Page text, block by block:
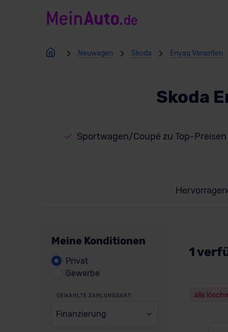
Neuwagen Skoda Enyaq Varianten
Skoda
Sportwagen/Coupé zu Top-Preisen
Meine Konditionen
Privat
Gewerbe
GEWÄHLTE ZAHLUNGSART
Finanzierung
1
alle